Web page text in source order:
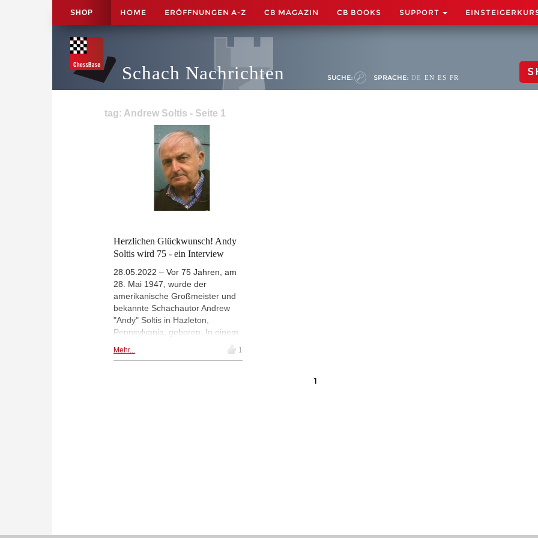
SHOP HOME ERÖFFNUNGEN A-Z CB MAGAZIN CB BOOKS SUPPORT
Schach Nachrichten SUCHE: SPRACHE: DE EN ES FR
tag: Andrew Soltis - Seite 1
Herzlichen Glückwunsch! Andy
Soltis wird 75 - ein Interview
28.05.2022 – Vor 75 Jahren, am
28. Mai 1947, wurde der
amerikanische Großmeister und
bekannte Schachautor Andrew
"Andy" Soltis in Hazleton,
Pennsylvania, geboren. In einem
Soltis über seine Karriere als
Mehr... 1
1